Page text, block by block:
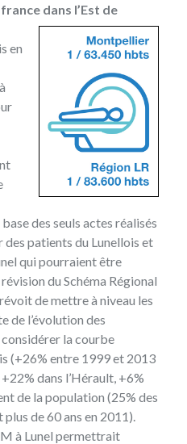
dans l’Est de
en
des seuls actes réalisés
des patients du Lunellois et
qui pourraient être
du Schéma Régional
de mettre à niveau les
de l’évolution des
la courbe
(+26% entre 1999 et 2013
dans l’Hérault, +6%
de la population (25% des
de 60 ans en 2011).
à Lunel permettrait